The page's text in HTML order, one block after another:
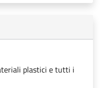
plastici e tutti i